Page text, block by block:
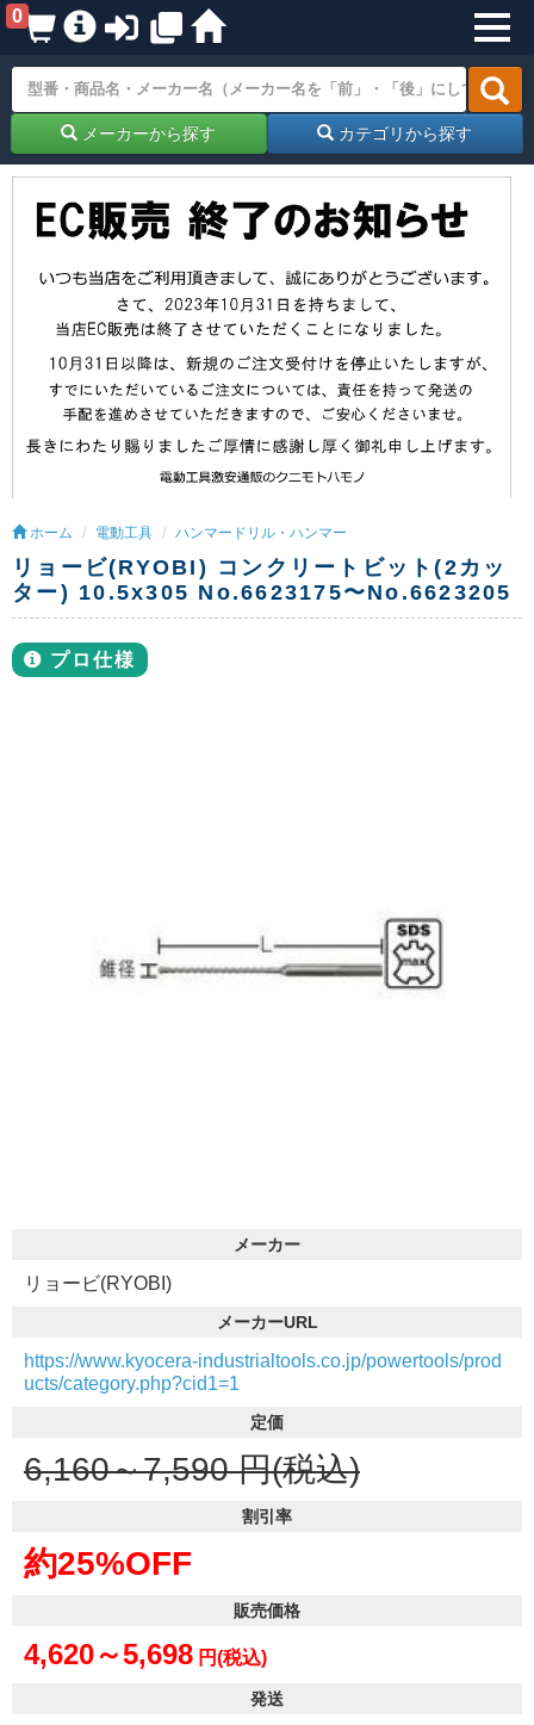
0
メーカーから探す カテゴリから探す
ホーム 電動工具 ハンマードリル・ハンマー
リョービ(RYOBI) コンクリートビット(2カッ
ター) 10.5x305 No.6623175〜No.6623205
プロ仕様
メーカー
リョービ(RYOBI)
メーカーURL
https://www.kyocera-industrialtools.co.jp/powertools/prod
ucts/category.php?cid1=1
定価
6,160～7,590 円(税込)
割引率
約25%OFF
販売価格
4,620～5,698 円(税込)
発送